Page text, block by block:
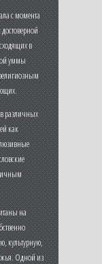
с момента
в
уммы
различных
как
на
культурную,
Одной из